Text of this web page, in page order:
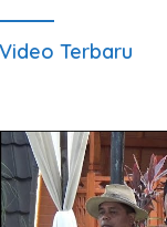
Video Terbaru